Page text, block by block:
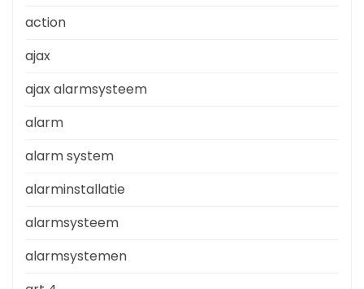
action
ajax
ajax alarmsysteem
alarm
alarm system
alarminstallatie
alarmsysteem
alarmsystemen